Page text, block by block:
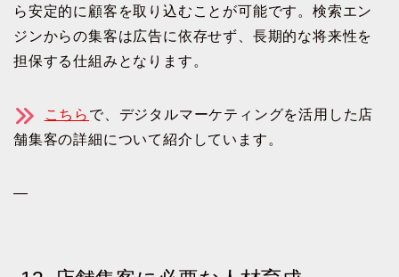
ら安定的に顧客を取り込むことが可能です。検索エン
ジンからの集客は広告に依存せず、長期的な将来性を
担保する仕組みとなります。
こちら で、デジタルマーケティングを活用した店
舗集客の詳細について紹介しています。
—